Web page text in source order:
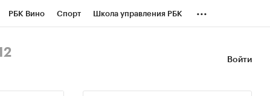
РБК Вино Спорт Школа управления РБК ...
Войти